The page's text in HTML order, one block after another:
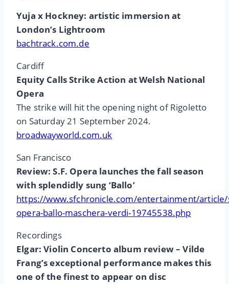
Yuja x Hockney: artistic immersion at
London’s Lightroom
bachtrack.com.de
Cardiff
Equity Calls Strike Action at Welsh National
Opera
The strike will hit the opening night of Rigoletto
on Saturday 21 September 2024.
broadwayworld.com.uk
San Francisco
Review: S.F. Opera launches the fall season
with splendidly sung ‘Ballo’
https://www.sfchronicle.com/entertainment/
opera-ballo-maschera-verdi-19745538.php
Recordings
Elgar: Violin Concerto album review – Vilde
Frang’s exceptional performance makes this
one of the finest to appear on disc